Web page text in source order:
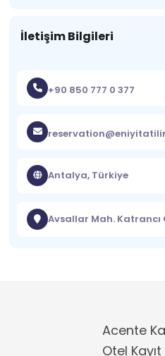
İletişim Bilgileri
+90 850 777 0 377
Antalya, Türkiye
Avsallar Mah. Katrancı
Acente
Otel